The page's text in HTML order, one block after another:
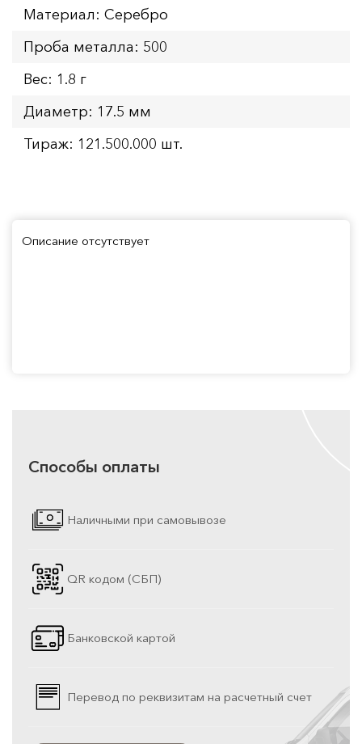
Материал: Серебро
Проба металла: 500
Вес: 1.8 г
Диаметр: 17.5 мм
Тираж: 121.500.000 шт.
Описание отсутствует
Способы оплаты
Наличными при самовывозе
QR кодом (СБП)
Банковской картой
Перевод по реквизитам на расчетный счет